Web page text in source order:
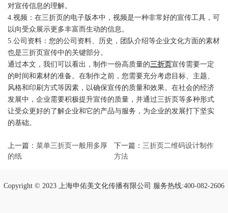
对宣传信息的理解。
4.视频：在三折页的电子版本中，视频是一种非常好的宣传工具，可
以向受众展示更多丰富而生动的信息。
5.公司资料：您的公司资料、历史，团队介绍等企业文化方面的素材
也是三折页宣传中的关键部分。
通过本文，我们可以看出，制作一份高质量的三折页宣传需要一定
的时间和素材的准备。在制作之前，您需要充分考虑目标、主题、
风格和印刷方式等因素，以确保宣传的质量和效果。在社会的经济
发展中，企业需要积极提升宣传的质量，并通过三折页等多种形式
让受众更好的了解企业和它的产品与服务，为企业的发展打下坚实
的基础。
上一篇： 菜单三折页一般用多厚
的纸
下一篇： 三折页二维码设计制作
方法
Copyright © 2023 上海申佑美文化传播有限公司 服务热线:400-082-2606